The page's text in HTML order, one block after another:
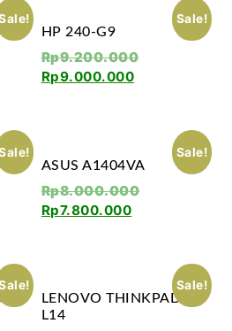
Sale!
HP 240-G9
Rp9.200.000
Rp9.000.000
Sale!
ASUS A1404VA
Rp8.000.000
Rp7.800.000
Sale!
LENOVO THINKPAD
L14